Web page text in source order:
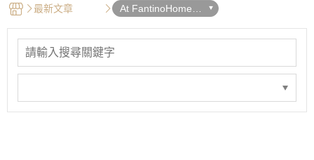
居家服 最新活動 有機棉 睡衣
最新文章
At FantinoHome -
關於商品